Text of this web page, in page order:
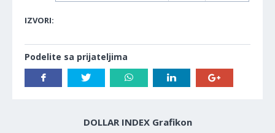
IZVORI:
Podelite sa prijateljima
DOLLAR INDEX Grafikon